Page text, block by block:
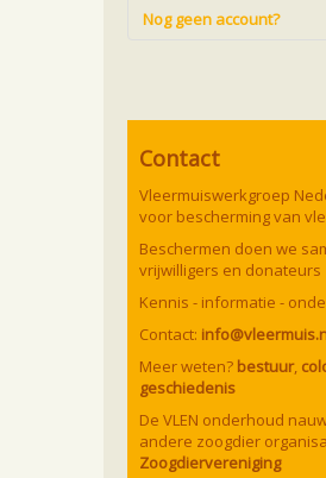
Nog geen account?
Contact
Vleermuiswerkgroep
voor bescherming van
Beschermen doen we
vrijwilligers en donateurs
Kennis - informatie -
Contact:
Meer weten? bestuur,
geschiedenis
De VLEN onderhoud
andere zoogdier
Zoogdiervereniging